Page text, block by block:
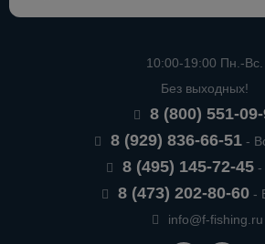
10:00-19:00 Пн.-Вс.
Без выходных!
8 (800) 551-
8 (929) 836-66-51-
8 (495) 145-72-45-
8 (473) 202-80-60-
info@f-fishing.ru